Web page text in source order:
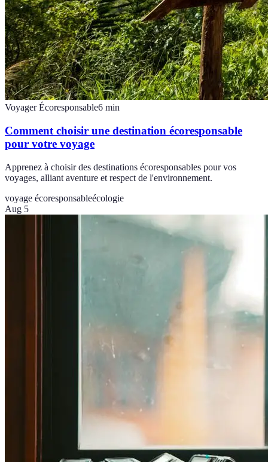
Voyager Écoresponsable6 min
Comment choisir une destination écoresponsable
pour votre voyage
Apprenez à choisir des destinations écoresponsables pour vos
voyages, alliant aventure et respect de l'environnement.
voyage écoresponsableécologie
Aug 5